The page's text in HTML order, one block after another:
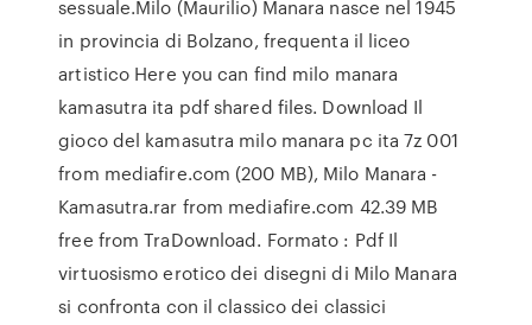
sessuale.Milo (Maurilio) Manara nasce nel 1945
in provincia di Bolzano, frequenta il liceo
artistico Here you can find milo manara
kamasutra ita pdf shared files. Download Il
gioco del kamasutra milo manara pc ita 7z 001
from mediafire.com (200 MB), Milo Manara -
Kamasutra.rar from mediafire.com 42.39 MB
free from TraDownload. Formato : Pdf Il
virtuosismo erotico dei disegni di Milo Manara
si confronta con il classico dei classici